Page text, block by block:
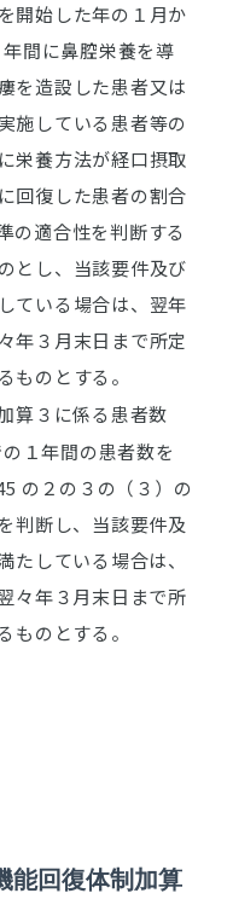
開始した年の１月か
間に鼻腔栄養を導
を造設した患者又は
施している患者等の
栄養方法が経口摂取
回復した患者の割合
の適合性を判断する
とし、当該要件及び
ている場合は、翌年
年３月末日まで所定
ものとする。
算３に係る患者数
１年間の患者数を
の２の３の（３）の
判断し、当該要件及
たしている場合は、
々年３月末日まで所
ものとする。
能回復体制加算